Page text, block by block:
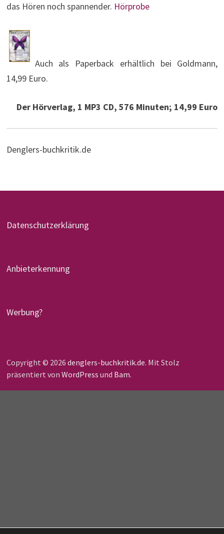
das Hören noch spannender. Hörprobe
Auch als Paperback erhältlich bei Goldmann,
14,99 Euro.
Der Hörverlag, 1 MP3 CD, 576 Minuten; 14,99 Euro
Denglers-buchkritik.de
Datenschutzerklärung
Anbieterkennung
Werbung?
Copyright © 2026 denglers-buchkritik.de. Mit Stolz
präsentiert von WordPress und Bam.